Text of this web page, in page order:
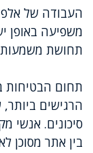
העבודה של
משפיעה באופן
תחושת
תחום הבטיחות
הרגישים
סיכונים. אנשי
בין אתר מסוכן